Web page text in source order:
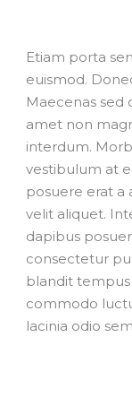
Etiam porta
euismod.
Maecenas sed
amet non
interdum.
vestibulum at
posuere erat a
velit aliquet.
dapibus
consectetur
blandit tempus
commodo
lacinia odio